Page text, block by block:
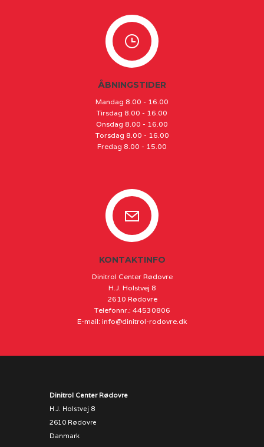
ÅBNINGSTIDER
Mandag 8.00 - 16.00
Tirsdag 8.00 - 16.00
Onsdag 8.00 - 16.00
Torsdag 8.00 - 16.00
Fredag 8.00 - 15.00
KONTAKTINFO
Dinitrol Center Rødovre
H.J. Holstvej 8
2610 Rødovre
Telefonnr. : 44530806
E-mail: info@dinitrol-rodovre.dk
Dinitrol Center Rødovre
H.J. Holstvej 8
2610 Rødovre
Danmark